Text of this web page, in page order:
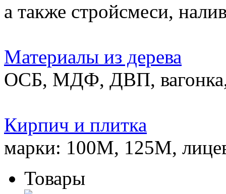
а также стройсмеси,
Материалы из дерева
ОСБ, МДФ, ДВП,
Кирпич и плитка
марки: 100М, 125М,
Товары